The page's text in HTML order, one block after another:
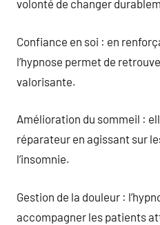
volonté de changer
Confiance en soi : en
l’hypnose permet de
valorisante.
Amélioration du sommeil :
réparateur en agissant sur
l’insomnie.
Gestion de la douleur :
accompagner les patients